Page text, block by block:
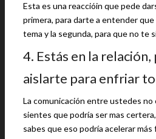
Esta es una reaccióin que pede
primera, para darte a entender
tema y la segunda, para que no te
4. Estás en la
aislarte para enfriar
La comunicación entre ustedes
sientes que podría ser mas
sabes que eso podría acelerar más